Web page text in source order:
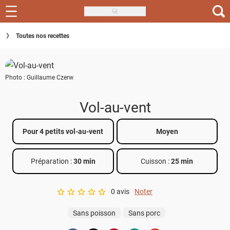
Skip
to
main
Recettes
Inspirations
Conseils
Actus
Téléchargez l'app Saveurs Recettes
Index des recettes
Toutes nos recettes
Photo : Guillaume Czerw
Vol-au-vent
Pour 4 petits vol-au-vent Moyen
Préparation :30 min Cuisson :25 min
A star rating of 0 out of 5.
0 avis Noter
Sans poisson Sans porc